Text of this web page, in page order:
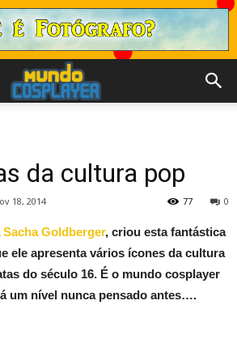
da cultura pop
18, 2014 0
77
Sacha Goldberger, criou esta fantástica
ele apresenta vários ícones da cultura
do século 16. É o mundo cosplayer
um nível nunca pensado antes….